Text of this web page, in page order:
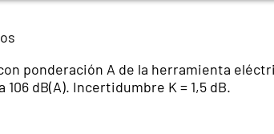
ponderación A de la herramienta
dB(A). Incertidumbre K = 1,5 dB.